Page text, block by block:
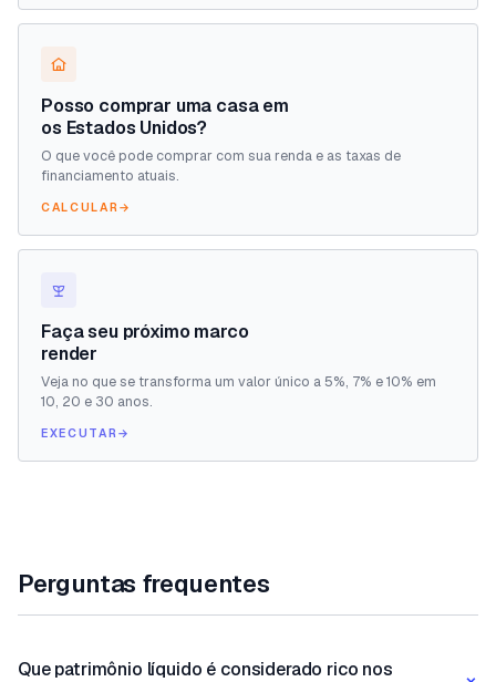
Posso comprar uma casa em
os Estados Unidos?
O que você pode comprar com sua renda e as taxas de
financiamento atuais.
CALCULAR →
Faça seu próximo marco
render
Veja no que se transforma um valor único a 5%, 7% e 10% em
10, 20 e 30 anos.
EXECUTAR →
Perguntas frequentes
Que patrimônio líquido é considerado rico nos